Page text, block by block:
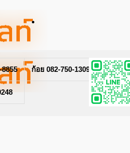
8855 ก้อย 082-750-1309